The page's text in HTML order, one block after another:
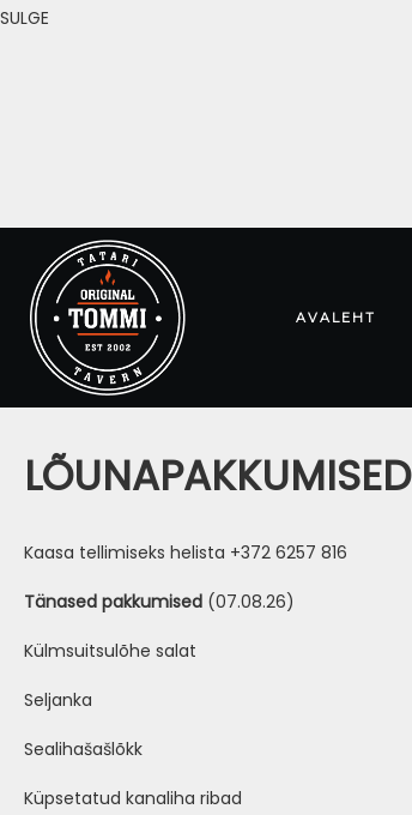
SULGE
AVALEHT
LÕUNAPAKKUMISED
Kaasa tellimiseks helista +372 6257 816
Tänased pakkumised (07.08.26)
Külmsuitsulõhe salat
Seljanka
Sealihašašlõkk
Küpsetatud kanaliha ribad